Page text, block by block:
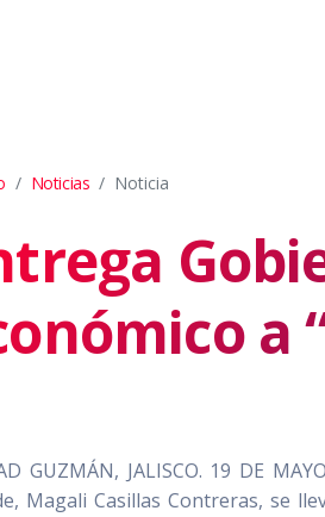
Noticias Noticia
a
GUZMÁN, JALISCO. 19 DE
Magali Casillas Contreras, se